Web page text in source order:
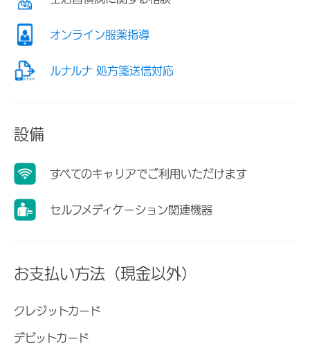
オンライン服薬指導
ルナルナ 処方箋送信対応
設備
すべてのキャリアでご利用いただけます
セルフメディケーション関連機器
お支払い方法（現金以外）
クレジットカード
デビットカード